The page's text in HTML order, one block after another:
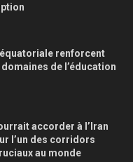
équatoriale renforcent
de l’éducation
accorder à l’Iran
l’un des corridors
au monde